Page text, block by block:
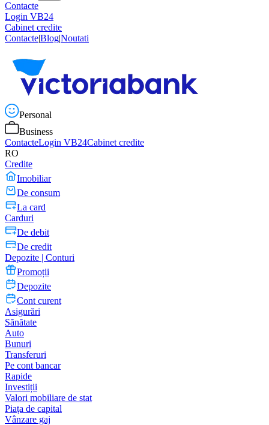
Contacte
Login VB24
Cabinet credite
Contacte|Blog|Noutati
Personal
Business
ContacteLogin VB24Cabinet credite
RO
Credite
Imobiliar
De consum
La card
Carduri
De debit
De credit
Depozite | Conturi
Promoții
Depozite
Cont curent
Asigurări
Sănătate
Auto
Bunuri
Transferuri
Pe cont bancar
Rapide
Investiții
Valori mobiliare de stat
Piața de capital
Vânzare gaj